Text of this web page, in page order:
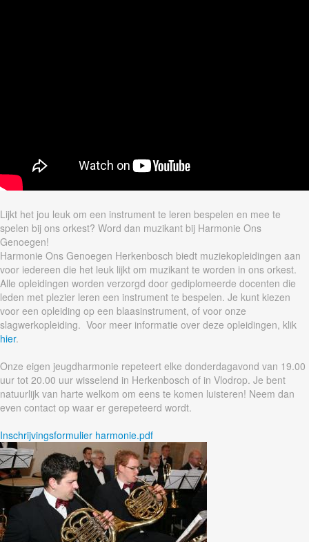
Lijkt het jou leuk om een instrument te leren bespelen en mee te
spelen bij ons orkest? Word dan muzikant bij Harmonie Ons
Genoegen!
Harmonie Ons Genoegen Herkenbosch biedt muziekopleidingen aan
voor iedereen die het leuk lijkt om muzikant te worden in ons orkest.
Alle opleidingen worden verzorgd door gediplomeerde docenten die
leden met plezier leren een instrument te bespelen. Je kunt kiezen
voor een opleiding op een blaasinstrument, of voor onze
slagwerkopleiding. Voor meer informatie over deze opleidingen, klik
hier.
Onze eigen jeugdharmonie repeteert elke donderdagavond van 19.00
uur tot 20.00 uur wisselend in Herkenbosch of in Vlodrop. Je bent
natuurlijk van harte welkom om eens te komen luisteren! Neem dan
even contact op waar er gerepeteerd wordt.
Inschrijvingsformulier harmonie.pdf